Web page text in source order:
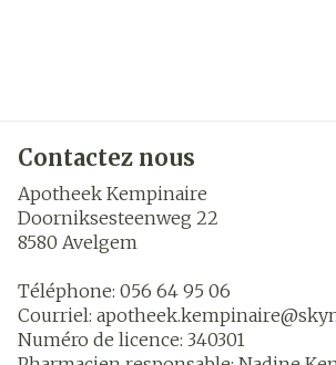
Contactez nous
Apotheek Kempinaire
Doorniksesteenweg 22
8580 Avelgem
Téléphone: 056 64 95 06
Courriel: apotheek.kempinaire@
Numéro de licence: 340301